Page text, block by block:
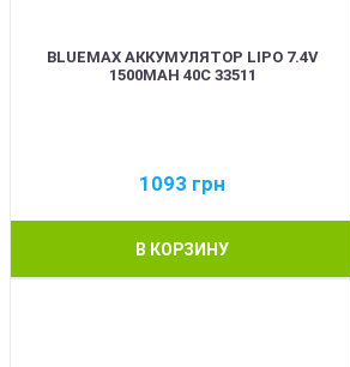
BLUEMAX АККУМУЛЯТОР LIPO 7.4V
1500MAH 40C 33511
1093 грн
В КОРЗИНУ